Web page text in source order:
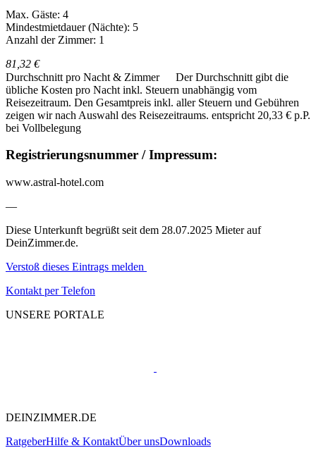
Max. Gäste: 4
Mindestmietdauer (Nächte): 5
Anzahl der Zimmer: 1
81,32 €
Durchschnitt pro Nacht & Zimmer
Der Durchschnitt gibt die
übliche Kosten pro Nacht inkl. Steuern unabhängig vom
Reisezeitraum. Den Gesamtpreis inkl. aller Steuern und Gebühren
zeigen wir nach Auswahl des Reisezeitraums. entspricht 20,33 € p.P.
bei Vollbelegung
Registrierungsnummer / Impressum:
www.astral-hotel.com
—
Diese Unterkunft begrüßt seit dem 28.07.2025 Mieter auf
DeinZimmer.de.
Verstoß dieses Eintrags melden
Kontakt per Telefon
UNSERE PORTALE
DEINZIMMER.DE
RatgeberHilfe & KontaktÜber unsDownloads